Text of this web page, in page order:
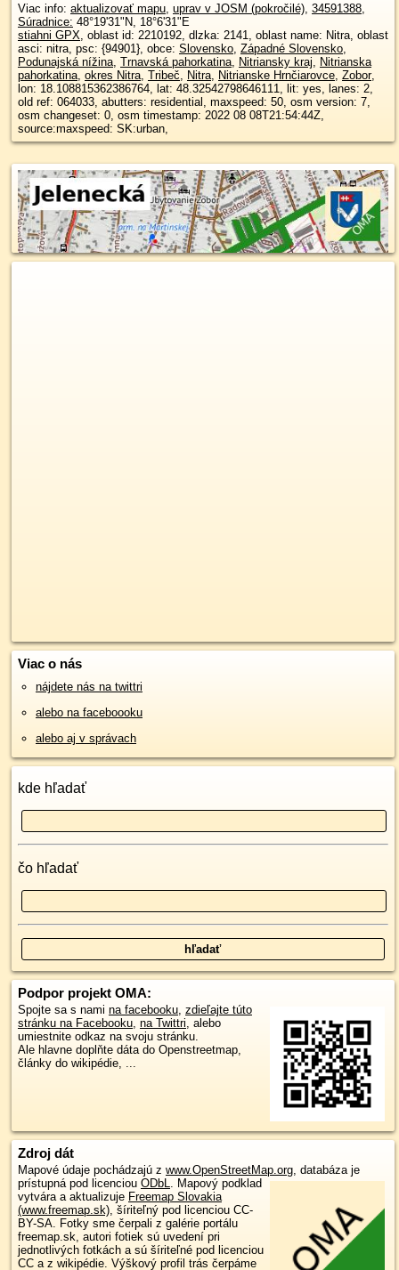
Viac info: aktualizovať mapu, uprav v JOSM (pokročilé), 34591388,
Súradnice: 48°19'31"N, 18°6'31"E
stiahni GPX, oblast id: 2210192, dlzka: 2141, oblast name: Nitra, oblast
asci: nitra, psc: {94901}, obce: Slovensko, Západné Slovensko,
Podunajská nížina, Trnavská pahorkatina, Nitriansky kraj, Nitrianska
pahorkatina, okres Nitra, Tribeč, Nitra, Nitrianske Hrnčiarovce, Zobor,
lon: 18.108815362386764, lat: 48.32542798646111, lit: yes, lanes: 2,
old ref: 064033, abutters: residential, maxspeed: 50, osm version: 7,
osm changeset: 0, osm timestamp: 2022 08 08T21:54:44Z,
source:maxspeed: SK:urban,
Viac o nás
nájdete nás na twittri
alebo na faceboooku
alebo aj v správach
kde hľadať
čo hľadať
Podpor projekt OMA:
Spojte sa s nami na facebooku, zdieľajte túto
stránku na Facebooku, na Twittri, alebo
umiestnite odkaz na svoju stránku.
Ale hlavne doplňte dáta do Openstreetmap,
články do wikipédie, ...
Zdroj dát
Mapové údaje pochádzajú z www.OpenStreetMap.org, databáza je
prístupná pod licenciou ODbL. Mapový podklad
vytvára a aktualizuje Freemap Slovakia
(www.freemap.sk), šíriteľný pod licenciou CC-
BY-SA. Fotky sme čerpali z galérie portálu
freemap.sk, autori fotiek sú uvedení pri
jednotlivých fotkách a sú šíriteľné pod licenciou
CC a z wikipédie. Výškový profil trás čerpáme